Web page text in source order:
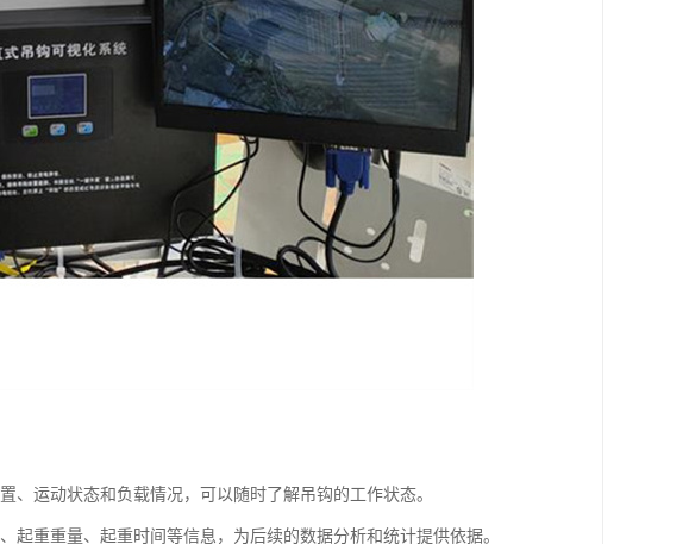
、运动状态和负载情况，可以随时了解吊钩的工作状态。
重重量、起重时间等信息，为后续的数据分析和统计提供依据。